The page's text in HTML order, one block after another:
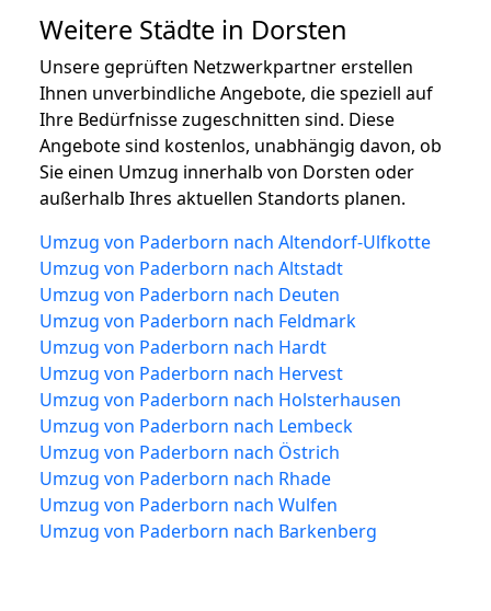
Weitere Städte in Dorsten
Unsere geprüften Netzwerkpartner erstellen
Ihnen unverbindliche Angebote, die speziell auf
Ihre Bedürfnisse zugeschnitten sind. Diese
Angebote sind kostenlos, unabhängig davon, ob
Sie einen Umzug innerhalb von Dorsten oder
außerhalb Ihres aktuellen Standorts planen.
Umzug von Paderborn nach Altendorf-Ulfkotte
Umzug von Paderborn nach Altstadt
Umzug von Paderborn nach Deuten
Umzug von Paderborn nach Feldmark
Umzug von Paderborn nach Hardt
Umzug von Paderborn nach Hervest
Umzug von Paderborn nach Holsterhausen
Umzug von Paderborn nach Lembeck
Umzug von Paderborn nach Östrich
Umzug von Paderborn nach Rhade
Umzug von Paderborn nach Wulfen
Umzug von Paderborn nach Barkenberg